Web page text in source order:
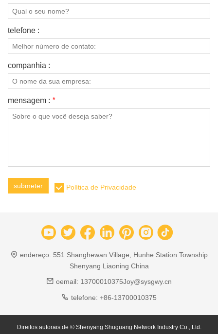
telefone :
companhia :
mensagem : *
submeter Política de Privacidade
endereço: 551 Shanghewan Village, Hunhe Station Township
Shenyang Liaoning China
oemail: 13700010375Joy@sysgwy.cn
telefone: +86-13700010375
Direitos autorais de © Shenyang Shuguang Network Industry Co., Ltd.